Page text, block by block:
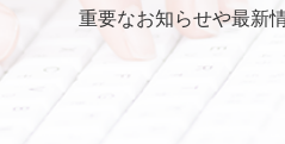
約の締結により、お客様は下記事
フトウェアが外国為替及び外国
上、本ソフトウェアを輸出また
重要なお知らせや最新